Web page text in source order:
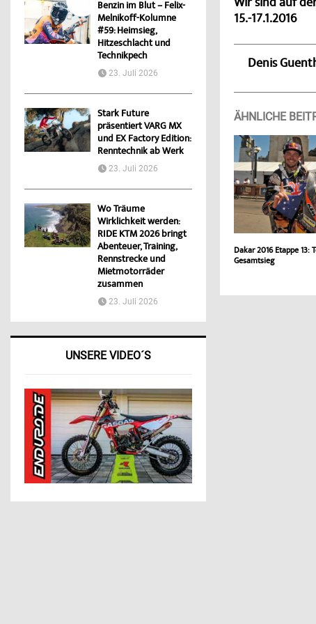
Wir sind auf
15.-17.1.2016
Denis
ÄHNLICHE
Dakar 2016 Etappe 13:
Gesamtsieg
Benzin im Blut – Felix-
Melnikoff-Kolumne
#59: Heimsieg,
Hitzeschlacht und
Technikpech
23. Juli 2026
Stark Future
präsentiert VARG MX
und EX Factory Edition:
Renntechnik ab Werk
23. Juli 2026
Wo Träume
Wirklichkeit werden:
RIDE KTM 2026 bringt
Abenteuer, Training,
Rennstrecke und
Mietmotorräder
zusammen
23. Juli 2026
UNSERE VIDEO´S